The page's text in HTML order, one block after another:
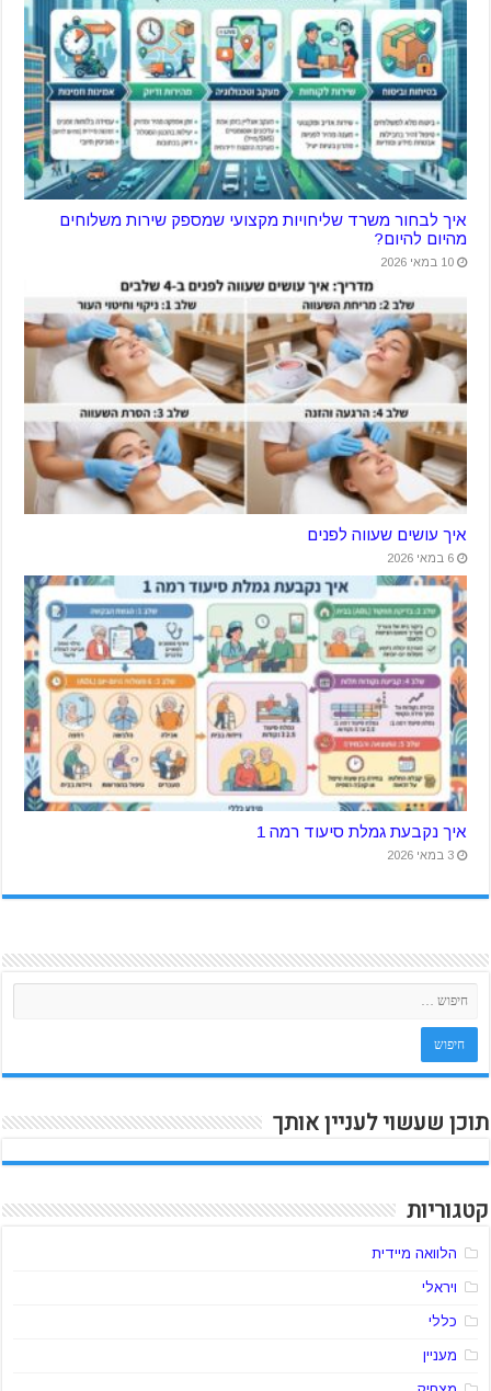
איך לבחור משרד שליחויות מקצועי שמספק שירות משלוחים
מהיום להיום?
10 במאי 2026
איך עושים שעווה לפנים
6 במאי 2026
איך נקבעת גמלת סיעוד רמה 1
3 במאי 2026
תוכן שעשוי לעניין אותך
קטגוריות
הלוואה מיידית
ויראלי
כללי
מעניין